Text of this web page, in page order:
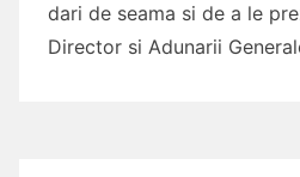
dari de seama si de a le
Director si Adunarii